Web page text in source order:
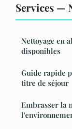
Services —
Nettoyage en
disponibles
Guide rapide
titre de séjour
Embrasser la